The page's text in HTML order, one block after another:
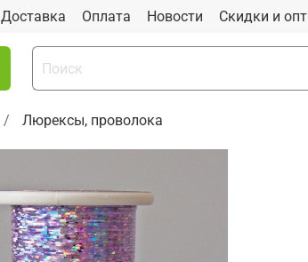
Доставка Оплата Новости Скидки и опт
Люрексы, проволока